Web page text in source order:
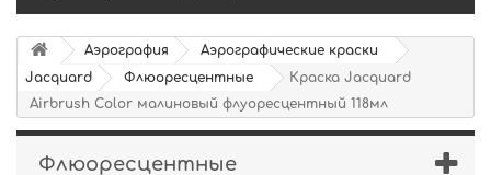
Аэрография
Аэрографические краски
Jacquard
Флюоресцентные
Краска Jacquard
Airbrush Color малиновый флуоресцентный 118мл
Флюоресцентные